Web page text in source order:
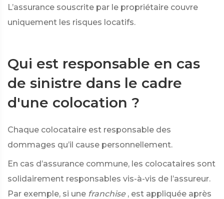
L’assurance souscrite par le propriétaire couvre
uniquement les risques locatifs.
Qui est responsable en cas
de sinistre dans le cadre
d'une colocation ?
Chaque colocataire est responsable des
dommages qu’il cause personnellement.
En cas d’assurance commune, les colocataires sont
solidairement responsables vis-à-vis de l’assureur.
Par exemple, si une franchise , est appliquée après